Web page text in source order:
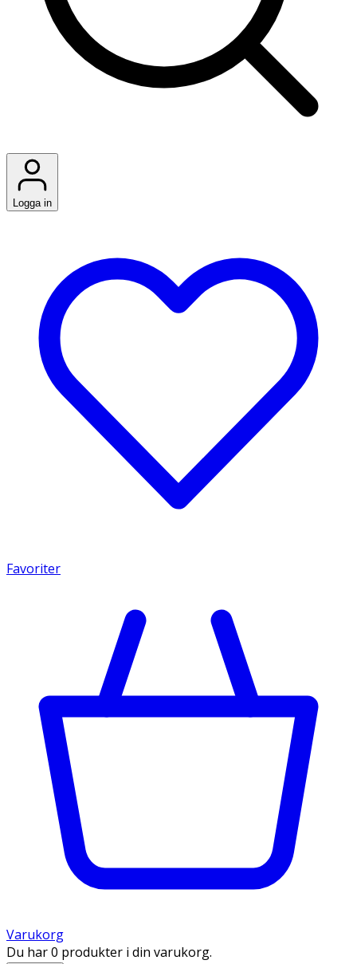
Logga in
Favoriter
Varukorg
Du har 0 produkter i din varukorg.